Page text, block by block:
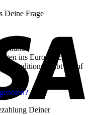
Deine Frage
ins Europäische
Konditionen gibt es auf
Deiner